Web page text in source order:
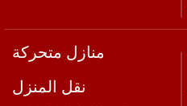
منازل متحركة
نقل المنزل